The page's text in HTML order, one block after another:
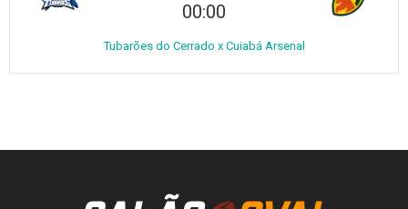
00:00
Tubarões do Cerrado x Cuiabá Arsenal